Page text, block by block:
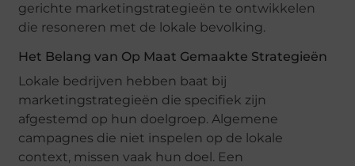
gerichte marketingstrategieën te ontwikkelen
die resoneren met de lokale bevolking.
Het Belang van Op Maat Gemaakte Strategieën
Lokale bedrijven hebben baat bij
marketingstrategieën die specifiek zijn
afgestemd op hun doelgroep. Algemene
campagnes die niet inspelen op de lokale
context, missen vaak hun doel. Een